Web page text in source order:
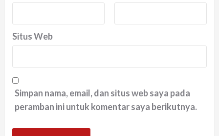
Situs Web
Simpan nama, email, dan situs web saya pada
peramban ini untuk komentar saya berikutnya.